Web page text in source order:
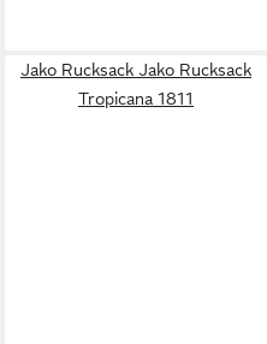
Jako Rucksack Jako Rucksack
Tropicana 1811